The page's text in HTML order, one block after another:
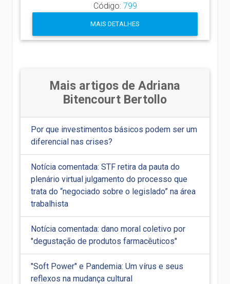
Código: 799
MAIS DETALHES
Mais artigos de Adriana
Bitencourt Bertollo
Por que investimentos básicos podem ser um
diferencial nas crises?
Notícia comentada: STF retira da pauta do
plenário virtual julgamento do processo que
trata do “negociado sobre o legislado” na área
trabalhista
Notícia comentada: dano moral coletivo por
"degustação de produtos farmacêuticos"
"Soft Power" e Pandemia: Um vírus e seus
reflexos na mudança cultural